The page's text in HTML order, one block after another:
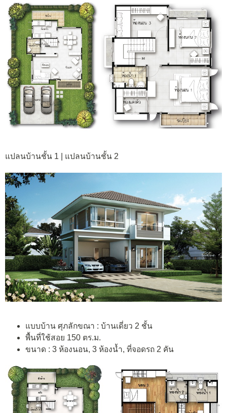
แปลนบ้านชั้น 1 | แปลนบ้านชั้น 2
แบบบ้าน ศุภลักขณา : บ้านเดี่ยว 2 ชั้น
พื้นที่ใช้สอย 150 ตร.ม.
ขนาด : 3 ห้องนอน, 3 ห้องน้ำ, ที่จอดรถ 2 คัน